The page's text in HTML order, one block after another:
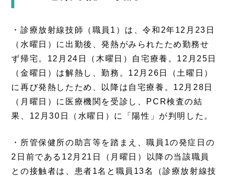
・診療放射線技師（職員1）は、令和2年12月23日
（水曜日）に出勤後、発熱がみられたため勤務せ
ず帰宅。12月24日（木曜日）自宅療養。12月25日
（金曜日）は解熱し、勤務。12月26日（土曜日）
に再び発熱したため、以降は自宅療養。12月28日
（月曜日）に医療機関を受診し、PCR検査の結
果、12月30日（水曜日）に「陽性」が判明した。
・所管保健所の助言等を踏まえ、職員1の発症日の
2日前である12月21日（月曜日）以降の当該職員
との接触者は、患者1名と職員13名（診療放射線技